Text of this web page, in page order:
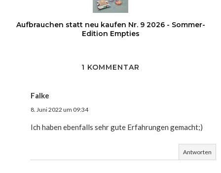
Aufbrauchen statt neu kaufen Nr. 9 2026 - Sommer-
Edition Empties
1 KOMMENTAR
Falke
8. Juni 2022 um 09:34
Ich haben ebenfalls sehr gute Erfahrungen gemacht;)
Antworten